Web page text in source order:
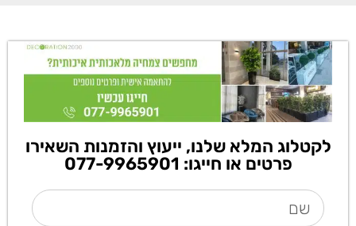
לקטלוג המלא שלנו, ייעוץ והזמנות השאירו
פרטים או חייגו: 077-9965901